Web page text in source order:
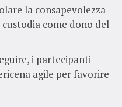
la consapevolezza
custodia come dono del
i partecipanti
agile per favorire